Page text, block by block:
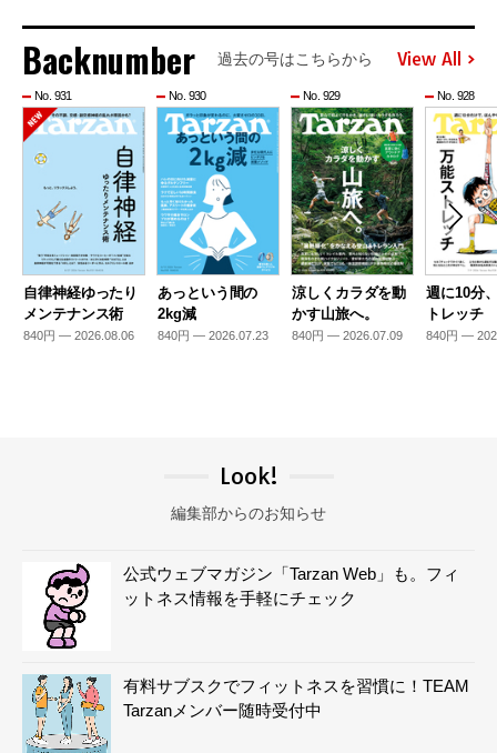
Backnumber 過去の号はこちらから View All
No. 931
自律神経ゆったり
メンテナンス術
840円 — 2026.08.06
No. 930
あっという間の
2kg減
840円 — 2026.07.23
No. 929
涼しくカラダを動
かす山旅へ。
840円 — 2026.07.09
No. 928
週に10分
トレッチ
840円 —
Look!
編集部からのお知らせ
公式ウェブマガジン「Tarzan Web」も。フィ
ットネス情報を手軽にチェック
有料サブスクでフィットネスを習慣に！TEAM
Tarzanメンバー随時受付中